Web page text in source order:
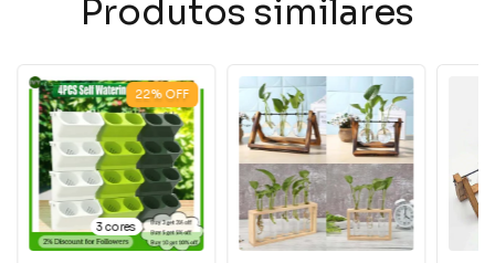
Produtos similares
22% OFF
3 cores